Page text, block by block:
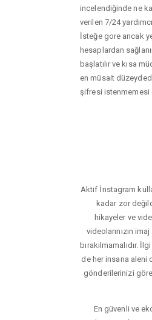
incelendiğinde ne
verilen 7/24
İsteğe gore ancak
hesaplardan
başlatılır ve kısa
en müsait
şifresi istenmemesi
Aktif İnstagram
kadar zor
hikayeler ve
videolarınızın
bırakılmamalıdır.
de her insana aleni
gönderilerinizi
En güvenli ve